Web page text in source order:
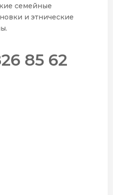
семейные
и этнические
85 62